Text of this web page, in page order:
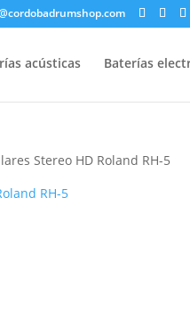
acústicas Baterías
Stereo HD Roland RH-5